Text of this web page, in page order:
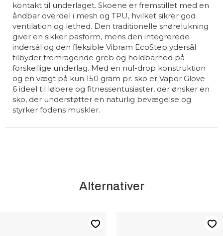
kontakt til underlaget. Skoene er fremstillet med en
åndbar overdel i mesh og TPU, hvilket sikrer god
ventilation og lethed. Den traditionelle snørelukning
giver en sikker pasform, mens den integrerede
indersål og den fleksible Vibram EcoStep ydersål
tilbyder fremragende greb og holdbarhed på
forskellige underlag. Med en nul-drop konstruktion
og en vægt på kun 150 gram pr. sko er Vapor Glove
6 ideel til løbere og fitnessentusiaster, der ønsker en
sko, der understøtter en naturlig bevægelse og
styrker fodens muskler.
Alternativer